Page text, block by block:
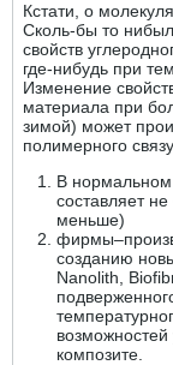
Кстати, о
Сколь-бы то
свойств
где-нибудь при
Изменение
материала при
зимой) может
полимерного
В нормальном
составляет
меньше)
созданию
Nanolith,
композите.